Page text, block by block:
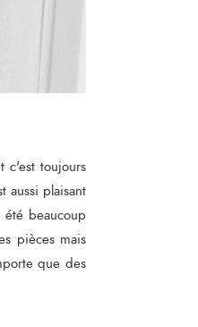
c'est toujours
aussi plaisant
beaucoup
pièces mais
que des